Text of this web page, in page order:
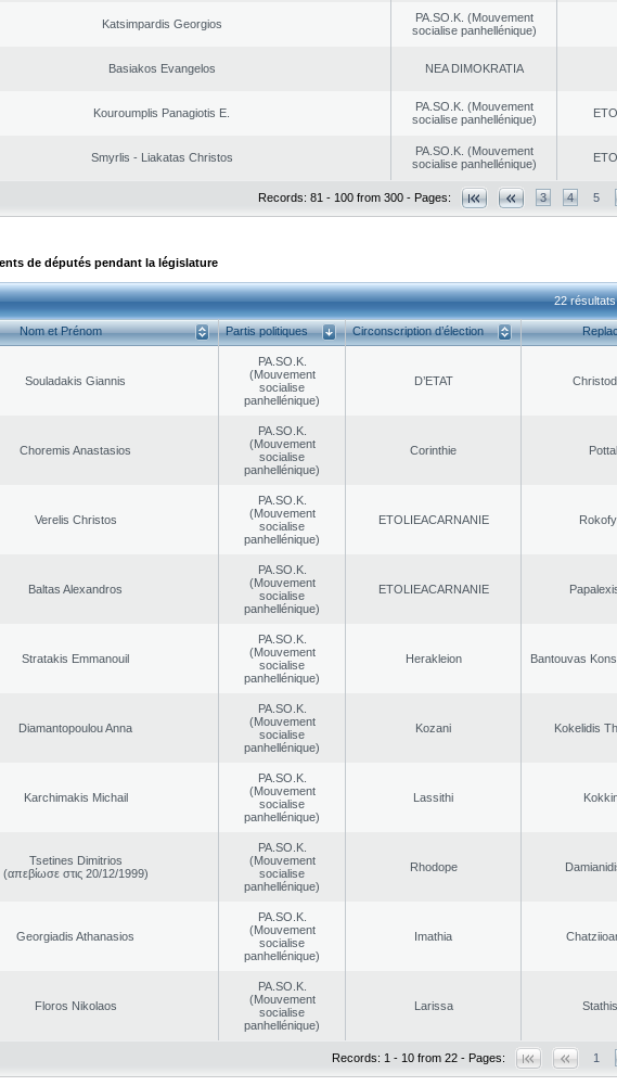
Katsimpardis Georgios
PA.SO.K. (Mouvement
socialise panhellénique)
Basiakos Evangelos NEA DΙMOKRATIA
Kouroumplis Panagiotis E.
PA.SO.K. (Mouvement
socialise panhellénique)
Smyrlis - Liakatas Christos
PA.SO.K. (Mouvement
socialise panhellénique)
Records: 81 - 100 from 300 - Pages: 3 4 5
de députés pendant la législature
22
Nom et Prénom Partis politiques Circonscription d’élection
Souladakis Giannis
PA.SO.K.
(Mouvement
socialise
panhellénique)
D’ETAT
Choremis Anastasios
PA.SO.K.
(Mouvement
socialise
panhellénique)
Corinthie
Verelis Christos
PA.SO.K.
(Mouvement
socialise
panhellénique)
EΤOLIEACARNANIE
Baltas Alexandros
PA.SO.K.
(Mouvement
socialise
panhellénique)
EΤOLIEACARNANIE
Stratakis Emmanouil
PA.SO.K.
(Mouvement
socialise
panhellénique)
Herakleion Bantouvas
Diamantopoulou Anna
PA.SO.K.
(Mouvement
socialise
panhellénique)
Kozani Kokelidis
Karchimakis Michail
PA.SO.K.
(Mouvement
socialise
panhellénique)
Lassithi
Tsetines Dimitrios
(απεβίωσε στις 20/12/1999)
PA.SO.K.
(Mouvement
socialise
panhellénique)
Rhodope
Georgiadis Athanasios
PA.SO.K.
(Mouvement
socialise
panhellénique)
Imathia
Floros Nikolaos
PA.SO.K.
(Mouvement
socialise
panhellénique)
Larissa
Records: 1 - 10 from 22 - Pages: 1